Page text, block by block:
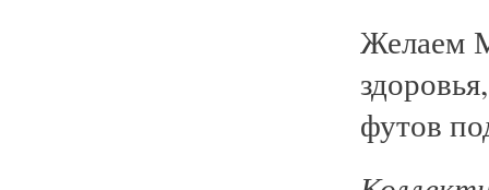
Желаем
футов